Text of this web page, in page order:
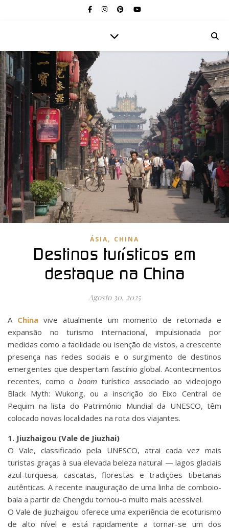
ÁSIA, CHINA
Destinos turísticos em
destaque na China
Agosto 30, 2025
A Chinavive atualmente um momento de retomada e
expansão no turismo internacional, impulsionada por
medidas como a facilidade ou isenção de vistos, a crescente
presença nas redes sociais e o surgimento de destinos
emergentes que despertam fascínio global. Acontecimentos
recentes, como o boom turístico associado ao videojogo
Black Myth: Wukong, ou a inscrição do Eixo Central de
Pequim na lista do Património Mundial da UNESCO, têm
colocado novas localidades na rota dos viajantes.
1. Jiuzhaigou (Vale de Jiuzhai)
O Vale, classificado pela UNESCO, atrai cada vez mais
turistas graças à sua elevada beleza natural — lagos glaciais
azul-turquesa, cascatas, florestas e tradições tibetanas
autênticas. A recente inauguração de uma linha de comboio-
bala a partir de Chengdu tornou-o muito mais acessível.
O Vale de Jiuzhaigou oferece uma experiência de ecoturismo
de alto nível e está rapidamente a tornar-se um dos